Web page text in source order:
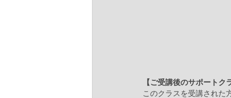
【ご受講後のサポートク
このクラスを受講された